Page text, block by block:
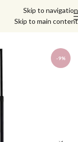
Skip to navigation
Skip to main content
-9%